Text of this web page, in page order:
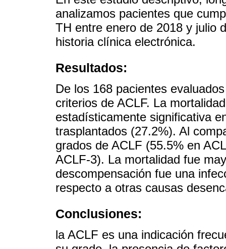
analizamos pacientes que
TH entre enero de 2018 y julio
historia clínica electrónica.
Resultados:
De los 168 pacientes
criterios de ACLF. La
estadísticamente significativa
trasplantados (27.2%). Al
grados de ACLF (55.5% en
ACLF-3). La mortalidad fue
descompensación fue una
respecto a otras causas
Conclusiones:
la ACLF es una indicación